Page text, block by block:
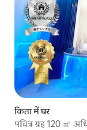
किता में घर
पवित्र ग्रह 120 ㎡